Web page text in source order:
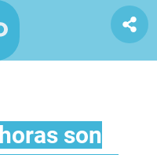
son